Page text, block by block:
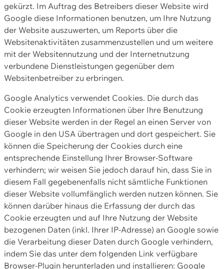
gekürzt. Im Auftrag des Betreibers dieser Website wird
Google diese Informationen benutzen, um Ihre Nutzung
der Website auszuwerten, um Reports über die
Websitenaktivitäten zusammenzustellen und um weitere
mit der Websitennutzung und der Internetnutzung
verbundene Dienstleistungen gegenüber dem
Websitenbetreiber zu erbringen.
Google Analytics verwendet Cookies. Die durch das
Cookie erzeugten Informationen über Ihre Benutzung
dieser Website werden in der Regel an einen Server von
Google in den USA übertragen und dort gespeichert. Sie
können die Speicherung der Cookies durch eine
entsprechende Einstellung Ihrer Browser-Software
verhindern; wir weisen Sie jedoch darauf hin, dass Sie in
diesem Fall gegebenenfalls nicht sämtliche Funktionen
dieser Website vollumfänglich werden nutzen können. Sie
können darüber hinaus die Erfassung der durch das
Cookie erzeugten und auf Ihre Nutzung der Website
bezogenen Daten (inkl. Ihrer IP-Adresse) an Google sowie
die Verarbeitung dieser Daten durch Google verhindern,
indem Sie das unter dem folgenden Link verfügbare
Browser-Plugin herunterladen und installieren: Google